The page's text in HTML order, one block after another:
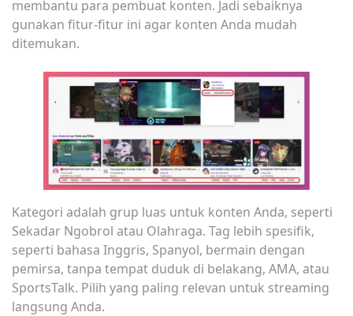
membantu para pembuat konten. Jadi sebaiknya
gunakan fitur-fitur ini agar konten Anda mudah
ditemukan.
Kategori adalah grup luas untuk konten Anda, seperti
Sekadar Ngobrol atau Olahraga. Tag lebih spesifik,
seperti bahasa Inggris, Spanyol, bermain dengan
pemirsa, tanpa tempat duduk di belakang, AMA, atau
SportsTalk. Pilih yang paling relevan untuk streaming
langsung Anda.